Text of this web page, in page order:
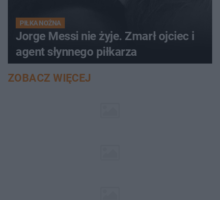
PIŁKA NOŻNA
Jorge Messi nie żyje. Zmarł ojciec i
agent słynnego piłkarza
ZOBACZ WIĘCEJ